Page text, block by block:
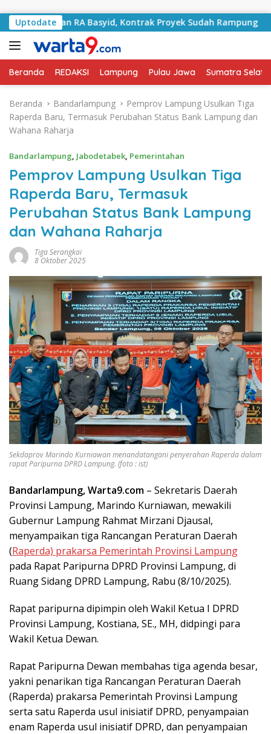
Uptodate
RA Basyid, Kontrak Proyek Sudah Rampung
Beranda REDAKSI Lampung Pulau Jawa Sumatra
Beranda Bandarlampung
Pemprov Lampung Usulkan Tiga
Raperda Baru, Termasuk Perubahan Status Bank Lampung dan
Wahana Raharja
Bandarlampung, Jabodetabek, Pemerintahan
Pemprov Lampung Usulkan Tiga
Raperda Baru, Termasuk
Perubahan Status Bank Lampung
dan Wahana Raharja
Tiga Serangkai
8 Oktober 2025
Sekdaprov Marindo Kurniawan menandatangani penyerahan Raperda dalam
rapat Paripurna DPRD Lampung. (foto : ist)
Bandarlampung, Warta9.com – Sekretaris Daerah
Provinsi Lampung, Marindo Kurniawan, mewakili
Gubernur Lampung Rahmat Mirzani Djausal,
menyampaikan tiga Rancangan Peraturan Daerah
(Raperda) prakarsa Pemerintah Provinsi Lampung
pada Rapat Paripurna DPRD Provinsi Lampung, di
Ruang Sidang DPRD Lampung, Rabu (8/10/2025).
Rapat paripurna dipimpin oleh Wakil Ketua I DPRD
Provinsi Lampung, Kostiana, SE., MH, didpingi para
Wakil Ketua Dewan.
Rapat Paripurna Dewan membahas tiga agenda besar,
yakni penarikan tiga Rancangan Peraturan Daerah
(Raperda) prakarsa Pemerintah Provinsi Lampung
serta satu Raperda usul inisiatif DPRD, penyampaian
enam Raperda usul inisiatif DPRD, dan penyampaian